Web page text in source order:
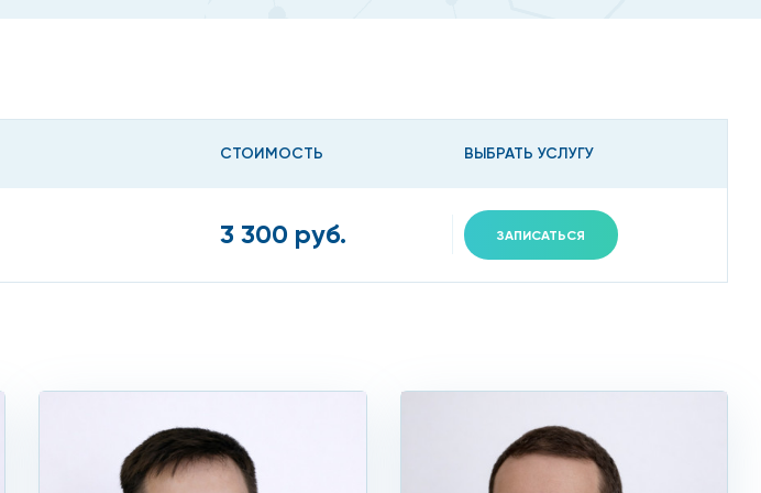
у вас часто случаются переломы, так как это может происходить именно по
СТОИМОСТЬ ВЫБРАТЬ УСЛУГУ
3 300 руб. ЗАПИСАТЬСЯ